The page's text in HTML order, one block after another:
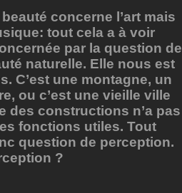
concerne l’art mais
tout cela a à voir
par la question de
naturelle. Elle nous est
C’est une montagne, un
ou c’est une vieille ville
des constructions n’a pas
fonctions utiles. Tout
question de perception.
?